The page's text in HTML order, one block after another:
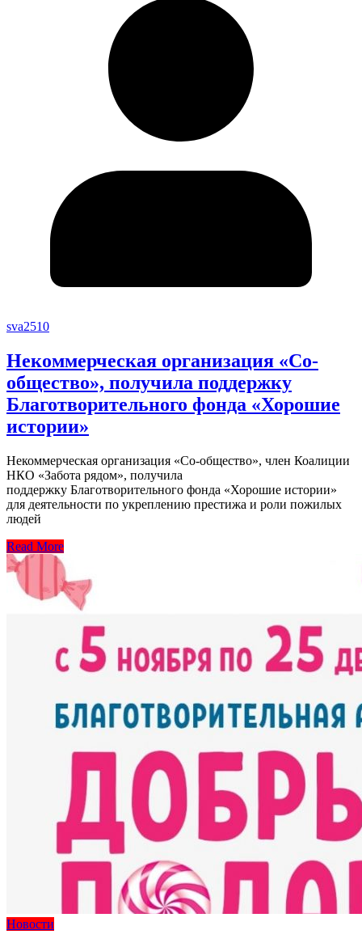
sva2510
Некоммерческая организация «Со-
общество», получила поддержку
Благотворительного фонда «Хорошие
истории»
Некоммерческая организация «Со-общество», член Коалиции
НКО «Забота рядом», получила
поддержку Благотворительного фонда «Хорошие истории»
для деятельности по укреплению престижа и роли пожилых
людей
Read More
Новости